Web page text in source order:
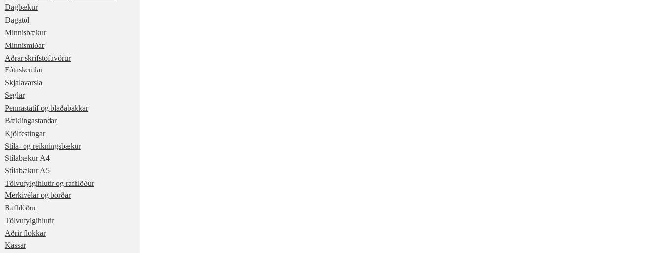
Dagbækur
Dagatöl
Minnisbækur
Minnismiðar
Aðrar skrifstofuvörur
Fótaskemlar
Skjalavarsla
Seglar
Pennastatíf og blaðabakkar
Bæklingastandar
Kjölfestingar
Stíla- og reikningsbækur
Stílabækur A4
Stílabækur A5
Tölvufylgihlutir og rafhlöður
Merkivélar og borðar
Rafhlöður
Tölvufylgihlutir
Aðrir flokkar
Kassar